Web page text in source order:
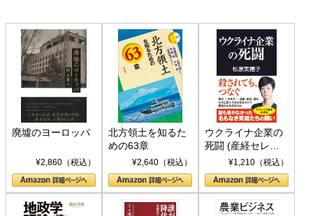
廃墟のヨーロッパ
¥2,860（税込）
北方領土を知るた
めの63章
¥2,640（税込）
ウクライナ企業の
死闘 (産経セレク
ト S 039)¥1,210（税込）